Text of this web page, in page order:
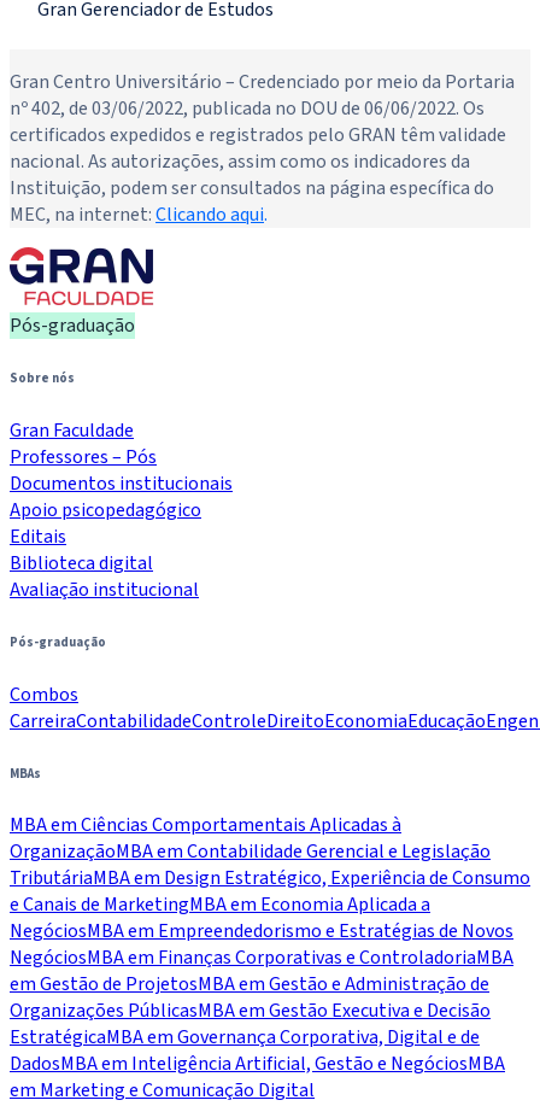
Gran Gerenciador de Estudos
Gran Centro Universitário – Credenciado por meio da Portaria
nº 402, de 03/06/2022, publicada no DOU de 06/06/2022. Os
certificados expedidos e registrados pelo GRAN têm validade
nacional. As autorizações, assim como os indicadores da
Instituição, podem ser consultados na página específica do
MEC, na internet:Clicando aqui.
Pós-graduação
Sobre nós
Gran Faculdade
Professores – Pós
Documentos institucionais
Apoio psicopedagógico
Editais
Biblioteca digital
Avaliação institucional
Pós-graduação
Combos
CarreiraContabilidadeControleDireitoEconomiaEducação
MBAs
MBA em Ciências Comportamentais Aplicadas à
OrganizaçãoMBA em Contabilidade Gerencial e Legislação
TributáriaMBA em Design Estratégico, Experiência de Consumo
e Canais de MarketingMBA em Economia Aplicada a
NegóciosMBA em Empreendedorismo e Estratégias de Novos
NegóciosMBA em Finanças Corporativas e ControladoriaMBA
em Gestão de ProjetosMBA em Gestão e Administração de
Organizações PúblicasMBA em Gestão Executiva e Decisão
EstratégicaMBA em Governança Corporativa, Digital e de
DadosMBA em Inteligência Artificial, Gestão e NegóciosMBA
em Marketing e Comunicação Digital